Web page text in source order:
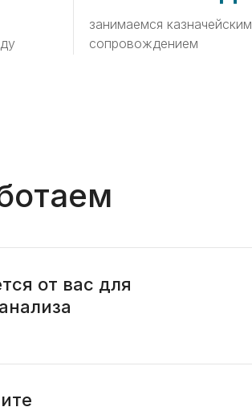
занимаемся казначейским
сопровождением
от вас для